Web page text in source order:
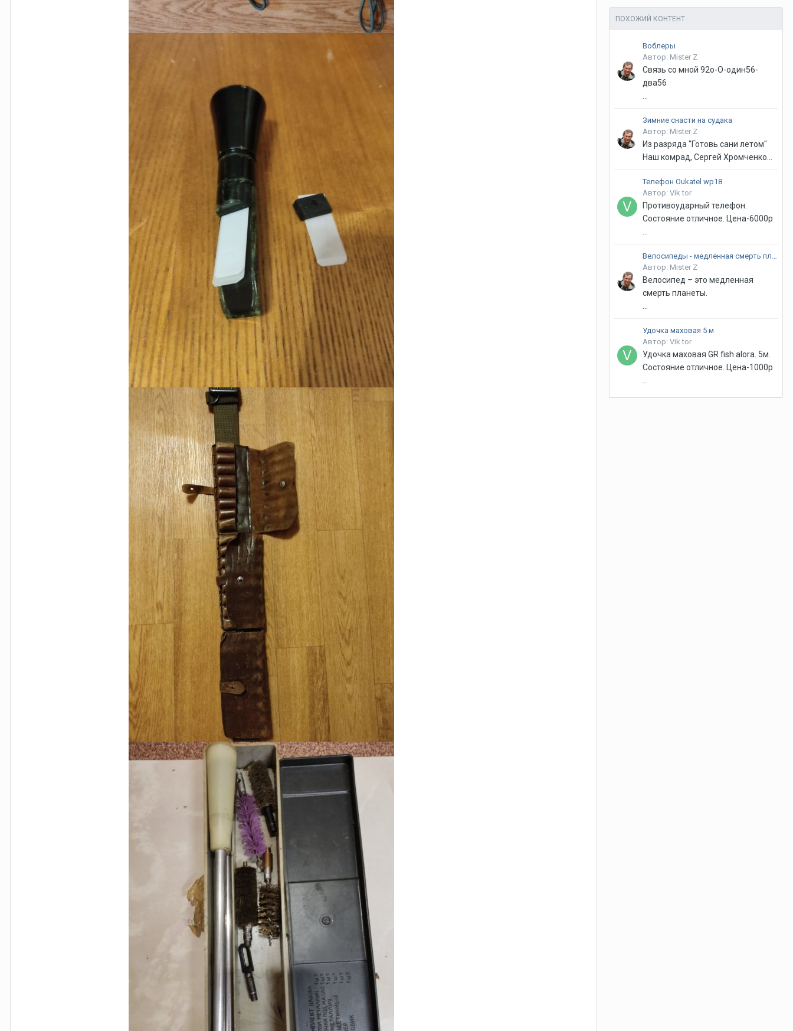
ПОХОЖИЙ КОНТЕНТ
Воблеры
Автор: Mister Z
Связь со мной 92о-О-один56-
два56
Зимние снасти на судака
Автор: Mister Z
Из разряда "Готовь сани летом"
Наш комрад, Сергей Хромченко...
Телефон Oukatel wp18
Автор: Vik tor
Противоударный телефон.
Состояние отличное. Цена-6000р
Автор: Mister Z
Велосипед – это медленная
смерть планеты.
Удочка маховая 5 м
Автор: Vik tor
Удочка маховая GR fish alora. 5м.
Состояние отличное. Цена-1000р